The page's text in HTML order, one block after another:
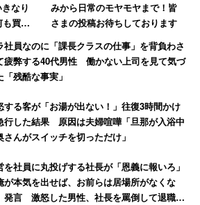
きゅうり（左上）
トマトといった、食べ方のイメージ
ね。価格は1パック100円～200円程
円）です。「珍しい」と喜ばれた
ミニマンゴー。受粉しなかった無
産地（前回提供した時は沖縄が産地
ておらず、甘くて美味しいです。あ
てみると意外と美味しかった」とい
なり
買わ
みから日常のモヤモヤまで！皆
さまの投稿お待ちしております
社員なのに「課長クラスの仕事」を背負わさ
疲弊する40代男性 働かない上司を見て気づ
「残酷な事実」
する客が「お湯が出ない！」往復3時間かけ
行した結果 原因は夫婦喧嘩「旦那が入浴中
さんがスイッチを切っただけ」
を社員に丸投げする社長が「恩義に報いろ」
が本気を出せば、お前らは居場所がなくな
発言 激怒した男性、社長を罵倒して退職